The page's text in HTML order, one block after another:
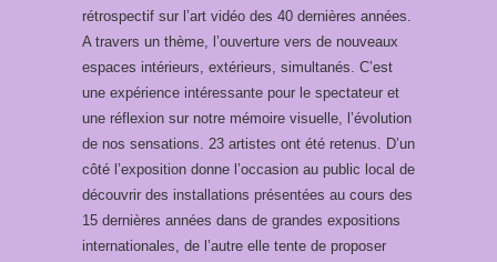
rétrospectif sur l’art vidéo des 40 dernières années.
A travers un thème, l’ouverture vers de nouveaux
espaces intérieurs, extérieurs, simultanés. C’est
une expérience intéressante pour le spectateur et
une réflexion sur notre mémoire visuelle, l’évolution
de nos sensations. 23 artistes ont été retenus. D’un
côté l’exposition donne l’occasion au public local de
découvrir des installations présentées au cours des
15 dernières années dans de grandes expositions
internationales, de l’autre elle tente de proposer